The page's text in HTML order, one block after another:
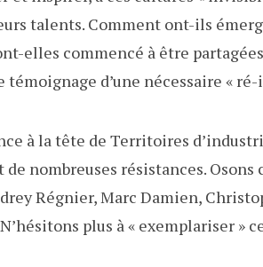
talents. Comment ont-ils
elles commencé à être
témoignage d’une nécessaire «
à la tête de Territoires
de nombreuses résistances.
Régnier, Marc Damien,
plus à « exemplariser »